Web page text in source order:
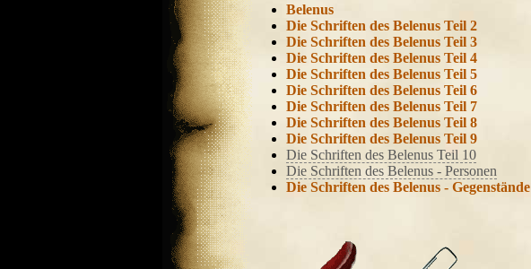
Belenus
Die Schriften des Belenus Teil 2
Die Schriften des Belenus Teil 3
Die Schriften des Belenus Teil 4
Die Schriften des Belenus Teil 5
Die Schriften des Belenus Teil 6
Die Schriften des Belenus Teil 7
Die Schriften des Belenus Teil 8
Die Schriften des Belenus Teil 9
Die Schriften des Belenus Teil 10
Die Schriften des Belenus - Personen
Die Schriften des Belenus - Gegenstände